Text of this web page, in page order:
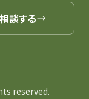
相談する
reserved.